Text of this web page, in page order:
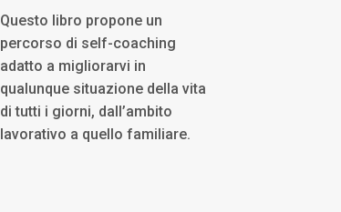
Questo libro propone un
percorso di self-coaching
adatto a migliorarvi in
qualunque situazione della vita
di tutti i giorni, dall’ambito
lavorativo a quello familiare.